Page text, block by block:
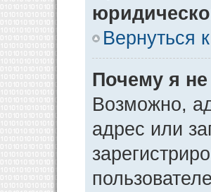
Вернуться
Почему я не
Возможно,
адрес или